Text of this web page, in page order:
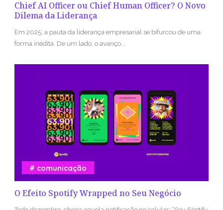
Chief AI Officer ou Chief Human Officer? O Novo
Dilema da Liderança
Em 2025, a pauta da liderança empresarial se bifurcou de uma
forma inédita. De um lado, o avanço...
O Efeito Spotify Wrapped no Seu Negócio
comunicação